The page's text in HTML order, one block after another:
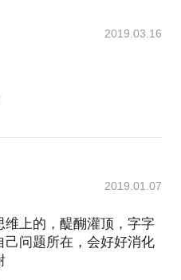
2019.03.16
2019.01.07
上的，醍醐灌顶，字字
问题所在，会好好消化